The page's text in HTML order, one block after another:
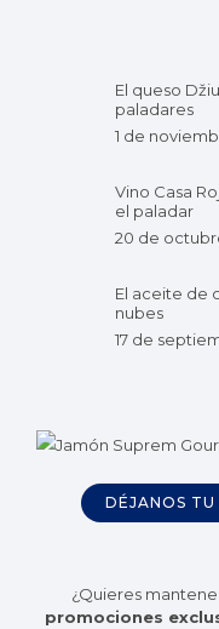
El queso
paladares
1 de
Vino Casa
el paladar
20 de
El aceite de
nubes
17 de
DÉJANOS
¿Quieres
promociones